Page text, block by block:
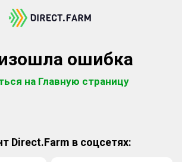
ошибка
на Главную страницу
Direct.Farm в соцсетях: